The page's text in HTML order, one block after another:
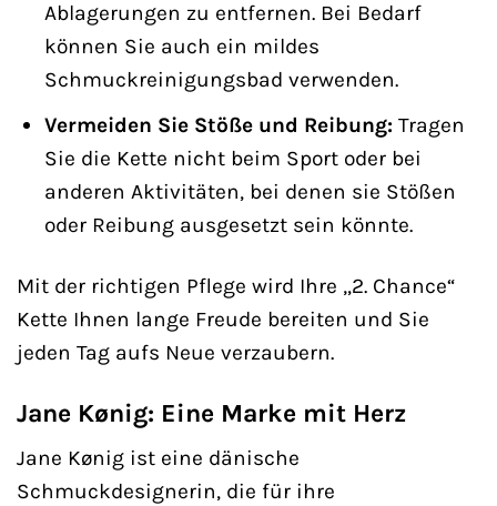
Ablagerungen zu entfernen. Bei Bedarf
können Sie auch ein mildes
Schmuckreinigungsbad verwenden.
Vermeiden Sie Stöße und Reibung:Tragen
Sie die Kette nicht beim Sport oder bei
anderen Aktivitäten, bei denen sie Stößen
oder Reibung ausgesetzt sein könnte.
Mit der richtigen Pflege wird Ihre „2. Chance“
Kette Ihnen lange Freude bereiten und Sie
jeden Tag aufs Neue verzaubern.
Jane Kønig: Eine Marke mit Herz
Jane Kønig ist eine dänische
Schmuckdesignerin, die für ihre